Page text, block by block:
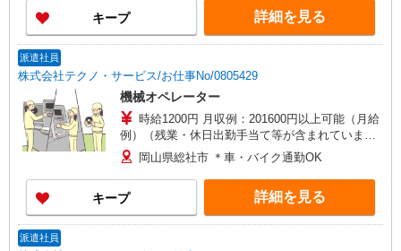
キープ 詳細を見る
派遣社員
株式会社テクノ・サービス/お仕事No/0805429
機械オペレーター
時給1200円 月収例：201600円以上可能（月給
例）（残業・休日出勤手当て等が含まれていま
す） 交通費全額支給
岡山県総社市 ＊車・バイク通勤OK
キープ 詳細を見る
派遣社員